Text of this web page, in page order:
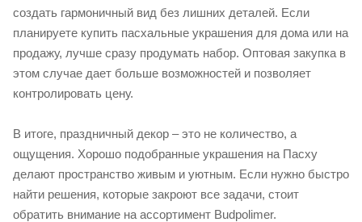
создать гармоничный вид без лишних деталей. Если
планируете купить пасхальные украшения для дома или на
продажу, лучше сразу продумать набор. Оптовая закупка в
этом случае дает больше возможностей и позволяет
контролировать цену.
В итоге, праздничный декор – это не количество, а
ощущения. Хорошо подобранные украшения на Пасху
делают пространство живым и уютным. Если нужно быстро
найти решения, которые закроют все задачи, стоит
обратить внимание на ассортимент Budpolimer.